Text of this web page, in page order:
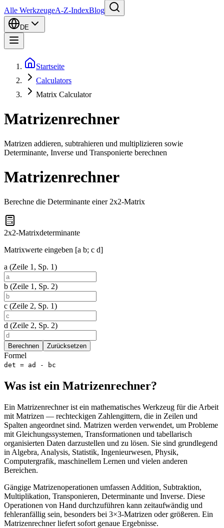
Alle WerkzeugeA-Z-IndexBlog
DE
Startseite
Calculators
Matrix Calculator
Matrizenrechner
Matrizen addieren, subtrahieren und multiplizieren sowie
Determinante, Inverse und Transponierte berechnen
Matrizenrechner
Berechne die Determinante einer 2x2-Matrix
2x2-Matrixdeterminante
Matrixwerte eingeben [a b; c d]
a (Zeile 1, Sp. 1)
b (Zeile 1, Sp. 2)
c (Zeile 2, Sp. 1)
d (Zeile 2, Sp. 2)
Berechnen Zurücksetzen
Formel
det = ad - bc
Was ist ein Matrizenrechner?
Ein Matrizenrechner ist ein mathematisches Werkzeug für die Arbeit
mit Matrizen — rechteckigen Zahlengittern, die in Zeilen und
Spalten angeordnet sind. Matrizen werden verwendet, um Probleme
mit Gleichungssystemen, Transformationen und tabellarisch
organisierten Daten darzustellen und zu lösen. Sie sind grundlegend
in Algebra, Analysis, Statistik, Ingenieurwesen, Physik,
Computergrafik, maschinellem Lernen und vielen anderen
Bereichen.
Gängige Matrizenoperationen umfassen Addition, Subtraktion,
Multiplikation, Transponieren, Determinante und Inverse. Diese
Operationen von Hand durchzuführen kann zeitaufwändig und
fehleranfällig sein, besonders bei 3×3-Matrizen oder größeren. Ein
Matrizenrechner liefert sofort genaue Ergebnisse.